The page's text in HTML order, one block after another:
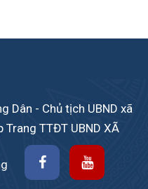
Dân - Chủ tịch UBND xã
Trang TTĐT UBND XÃ